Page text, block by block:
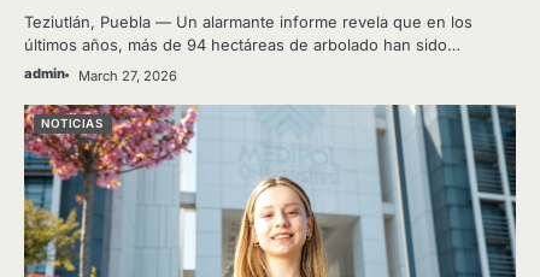
Teziutlán, Puebla — Un alarmante informe revela que en los
últimos años, más de 94 hectáreas de arbolado han sido…
admin March 27, 2026
NOTICIAS